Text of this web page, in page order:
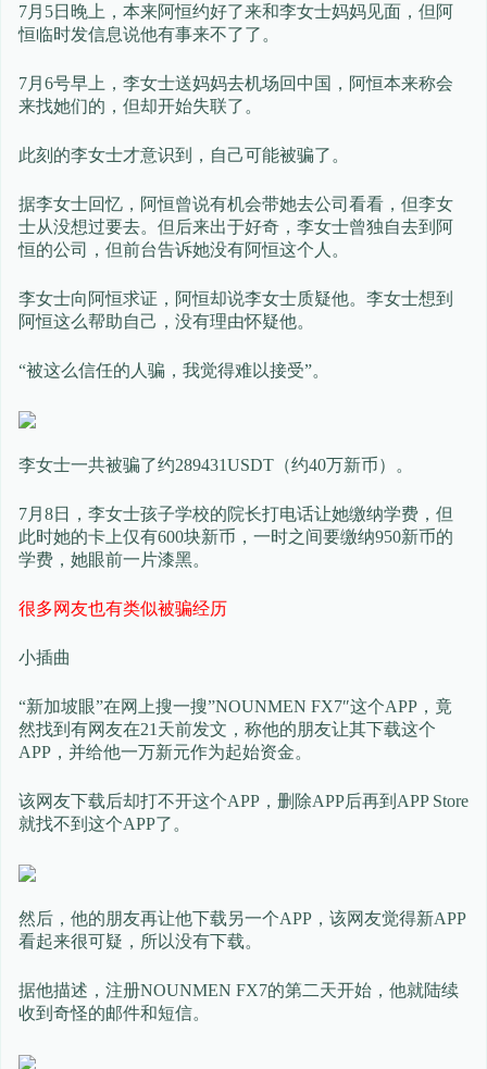
7月5日晚上，本来阿恒约好了来和李女士妈妈见面，但阿
恒临时发信息说他有事来不了了。
7月6号早上，李女士送妈妈去机场回中国，阿恒本来称会
来找她们的，但却开始失联了。
此刻的李女士才意识到，自己可能被骗了。
据李女士回忆，阿恒曾说有机会带她去公司看看，但李女
士从没想过要去。但后来出于好奇，李女士曾独自去到阿
恒的公司，但前台告诉她没有阿恒这个人。
李女士向阿恒求证，阿恒却说李女士质疑他。李女士想到
阿恒这么帮助自己，没有理由怀疑他。
“被这么信任的人骗，我觉得难以接受”。
李女士一共被骗了约289431USDT（约40万新币）。
7月8日，李女士孩子学校的院长打电话让她缴纳学费，但
此时她的卡上仅有600块新币，一时之间要缴纳950新币的
学费，她眼前一片漆黑。
很多网友也有类似被骗经历
小插曲
“新加坡眼”在网上搜一搜”NOUNMEN FX7″这个APP，竟
然找到有网友在21天前发文，称他的朋友让其下载这个
APP，并给他一万新元作为起始资金。
该网友下载后却打不开这个APP，删除APP后再到APP Store
就找不到这个APP了。
然后，他的朋友再让他下载另一个APP，该网友觉得新APP
看起来很可疑，所以没有下载。
据他描述，注册NOUNMEN FX7的第二天开始，他就陆续
收到奇怪的邮件和短信。